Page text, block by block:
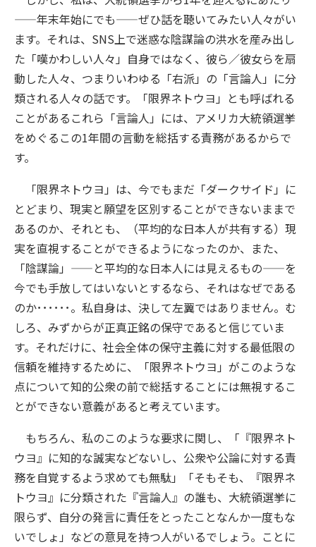
——年末年始にでも——ぜひ話を聴いてみたい人々がい
ます。それは、SNS上で迷惑な陰謀論の洪水を産み出し
た「嘆かわしい人々」自身ではなく、彼ら／彼女らを扇
動した人々、つまりいわゆる「右派」の「言論人」に分
類される人々の話です。「限界ネトウヨ」とも呼ばれる
ことがあるこれら「言論人」には、アメリカ大統領選挙
をめぐるこの1年間の言動を総括する責務があるからで
す。
「限界ネトウヨ」は、今でもまだ「ダークサイド」に
とどまり、現実と願望を区別することができないままで
あるのか、それとも、（平均的な日本人が共有する）現
実を直視することができるようになったのか、また、
「陰謀論」——と平均的な日本人には見えるもの——を
今でも手放してはいないとするなら、それはなぜである
のか･･････。私自身は、決して左翼ではありません。む
しろ、みずからが正真正銘の保守であると信じていま
す。それだけに、社会全体の保守主義に対する最低限の
信頼を維持するために、「限界ネトウヨ」がこのような
点について知的公衆の前で総括することには無視するこ
とができない意義があると考えています。
もちろん、私のこのような要求に関し、「『限界ネト
ウヨ』に知的な誠実などないし、公衆や公論に対する責
務を自覚するよう求めても無駄」「そもそも、『限界ネ
トウヨ』に分類された『言論人』の誰も、大統領選挙に
限らず、自分の発言に責任をとったことなんか一度もな
いでしょ」などの意見を持つ人がいるでしょう。ことに